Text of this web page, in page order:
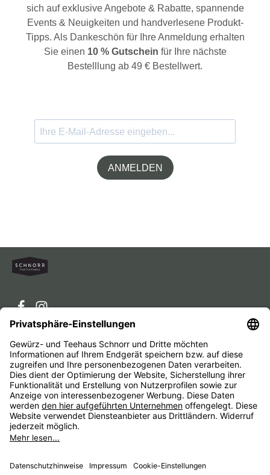
sich auf exklusive Angebote & Rabatte, spannende
Events & Neuigkeiten und handverlesene Produkt-
Tipps. Als Dankeschön für Ihre Anmeldung erhalten
Sie einen 10 % Gutschein für Ihre nächste
Bestelllung ab 49 € Bestellwert.
ANMELDEN
Service-Hotline
Service
Unternehmen
Alle Preise inkl. gesetzl. Mehrwertsteuer zzgl.
anders angegeben.